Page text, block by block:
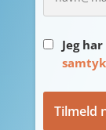
Jeg